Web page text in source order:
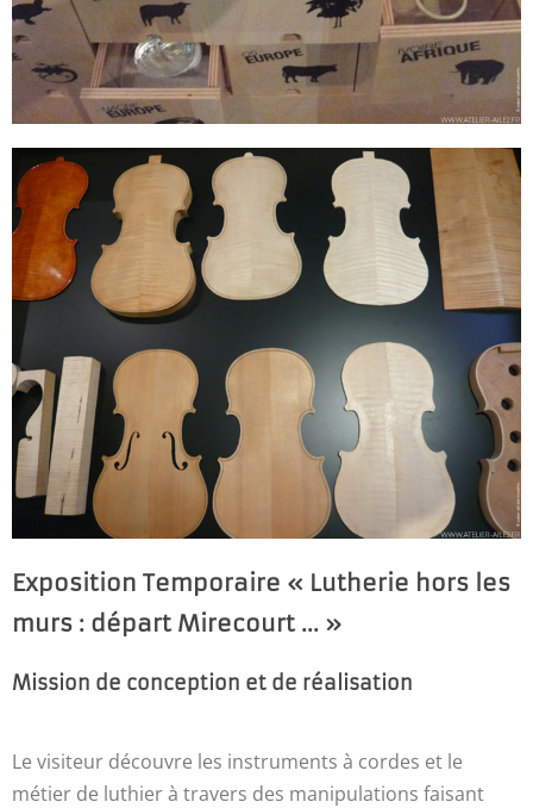
Exposition Temporaire « Lutherie hors les
murs : départ Mirecourt ... »
Mission de conception et de réalisation
Le visiteur découvre les instruments à cordes et le
métier de luthier à travers des manipulations faisant